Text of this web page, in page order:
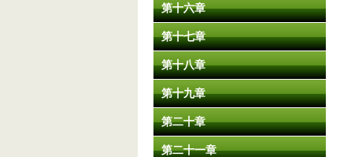
第十六章
第十七章
第十八章
第十九章
第二十章
第二十一章